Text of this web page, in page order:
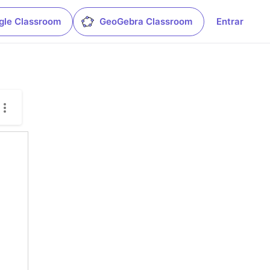
Classroom GeoGebra Classroom Entrar